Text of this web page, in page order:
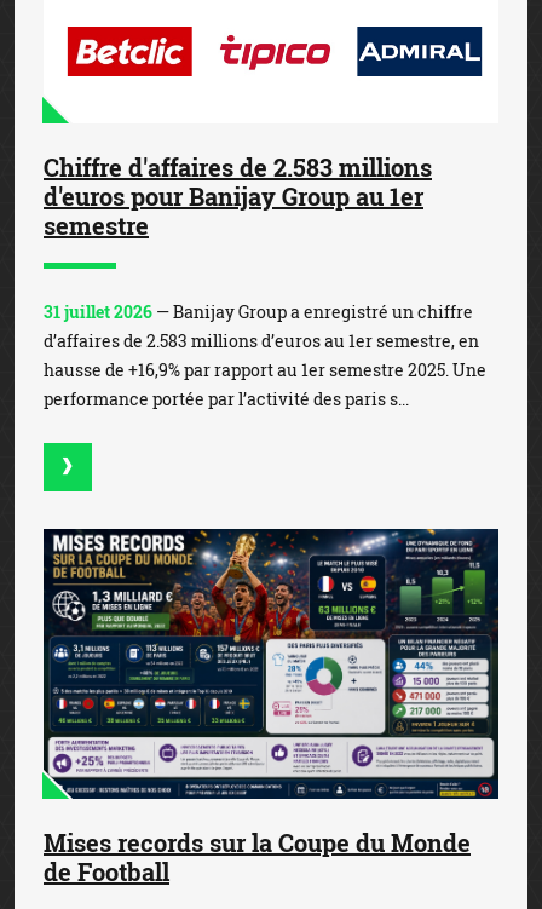
Chiffre d'affaires de 2.583 millions
d'euros pour Banijay Group au 1er
semestre
31 juillet 2026 — Banijay Group a enregistré un chiffre
d’affaires de 2.583 millions d’euros au 1er semestre, en
hausse de +16,9% par rapport au 1er semestre 2025. Une
performance portée par l’activité des paris s...
Mises records sur la Coupe du Monde
de Football